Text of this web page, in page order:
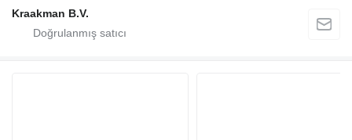
Kraakman B.V.